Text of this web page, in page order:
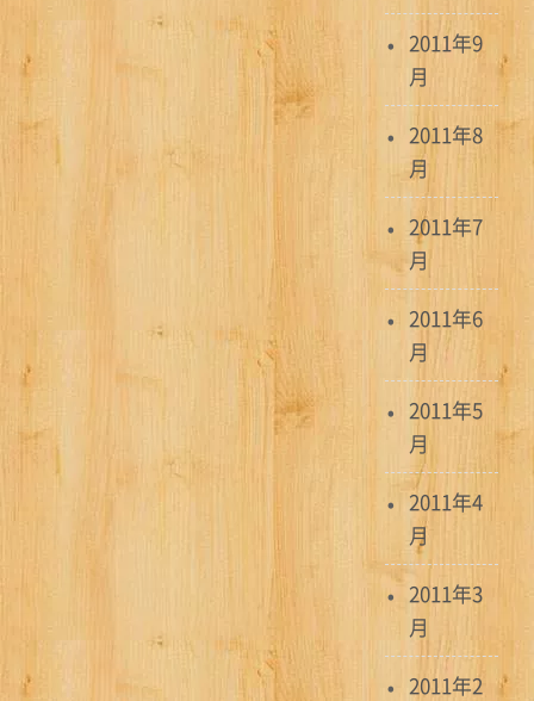
2011年9
月
2011年8
月
2011年7
月
2011年6
月
2011年5
月
2011年4
月
2011年3
月
2011年2